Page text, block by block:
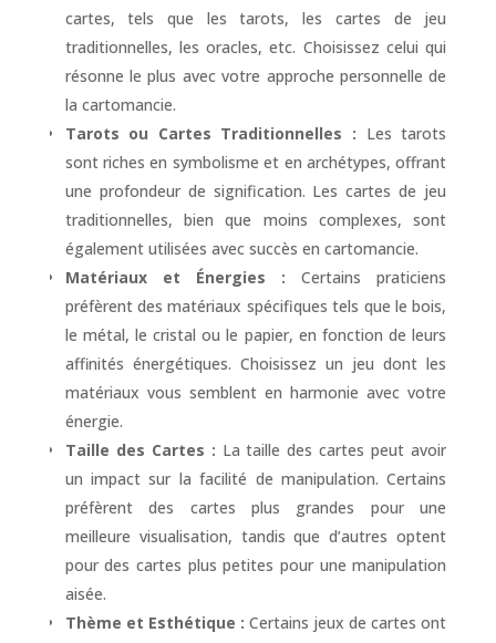
cartes, tels que les tarots, les cartes de jeu
traditionnelles, les oracles, etc. Choisissez celui qui
résonne le plus avec votre approche personnelle de
la cartomancie.
Tarots ou Cartes Traditionnelles : Les tarots
sont riches en symbolisme et en archétypes, offrant
une profondeur de signification. Les cartes de jeu
traditionnelles, bien que moins complexes, sont
également utilisées avec succès en cartomancie.
Matériaux et Énergies : Certains praticiens
préfèrent des matériaux spécifiques tels que le bois,
le métal, le cristal ou le papier, en fonction de leurs
affinités énergétiques. Choisissez un jeu dont les
matériaux vous semblent en harmonie avec votre
énergie.
Taille des Cartes : La taille des cartes peut avoir
un impact sur la facilité de manipulation. Certains
préfèrent des cartes plus grandes pour une
meilleure visualisation, tandis que d’autres optent
pour des cartes plus petites pour une manipulation
aisée.
Thème et Esthétique : Certains jeux de cartes ont